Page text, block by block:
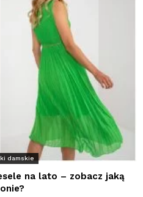
damskie
na lato – zobacz jaką